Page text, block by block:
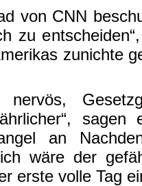
von CNN
zu
zunichte
nervös,
sagen
an
wäre der
erste volle Tag